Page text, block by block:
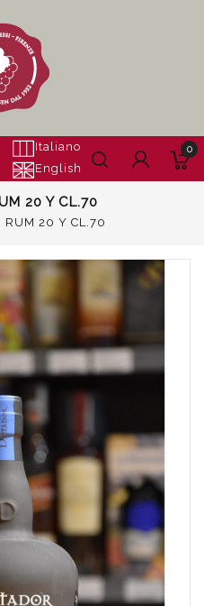
Italiano
English
0
20 Y CL.70
RUM 20 Y CL.70